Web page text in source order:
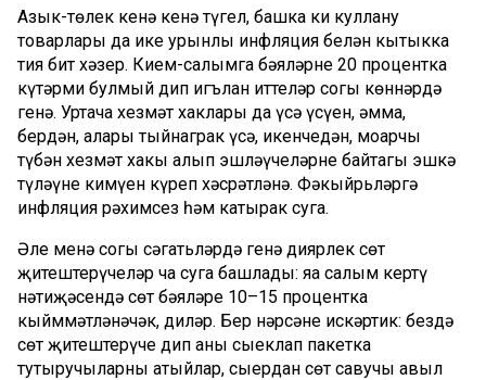
Азык-төлек кенә кенә түгел, башка киң куллану
товарлары да ике урынлы инфляция белән кытыкка
тия бит хәзер. Кием-салымга бәяләрне 20 процентка
күтәрми булмый дип игълан иттеләр соңгы көннәрдә
генә. Уртача хезмәт хаклары да үсә үсүен, әмма,
бердән, алары тыйнаграк үсә, икенчедән, моңарчы
түбән хезмәт хакы алып эшләүчеләрнең байтагы эшкә
түләүнең кимүен күреп хәсрәтләнә. Фәкыйрьләргә
инфляция рәхимсез һәм катырак суга.
Әле менә соңгы сәгатьләрдә генә диярлек сөт
җитештерүчеләр чаң суга башлады: яңа салым кертү
нәтиҗәсендә сөт бәяләре 10–15 процентка
кыйммәтләнәчәк, диләр. Бер нәрсәне искәртик: бездә
сөт җитештерүче дип аны сыеклап пакетка
тутыручыларны атыйлар, сыердан сөт савучы авыл